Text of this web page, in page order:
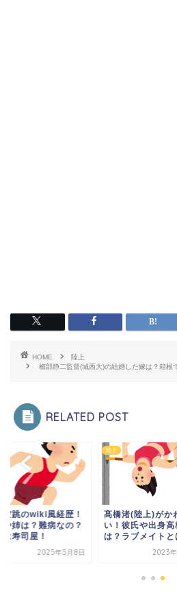
HOME
陸上
櫛部静二監督(城西大)の結婚した嫁は？箱根
RELATED POST
空跳のwiki風経歴！
や姉は？難病なの？
は寿司屋！
2025年5月8日
陸上
髙橋渚(陸上)がか
い！彼氏や出身高
は？ラブメイトと
2023